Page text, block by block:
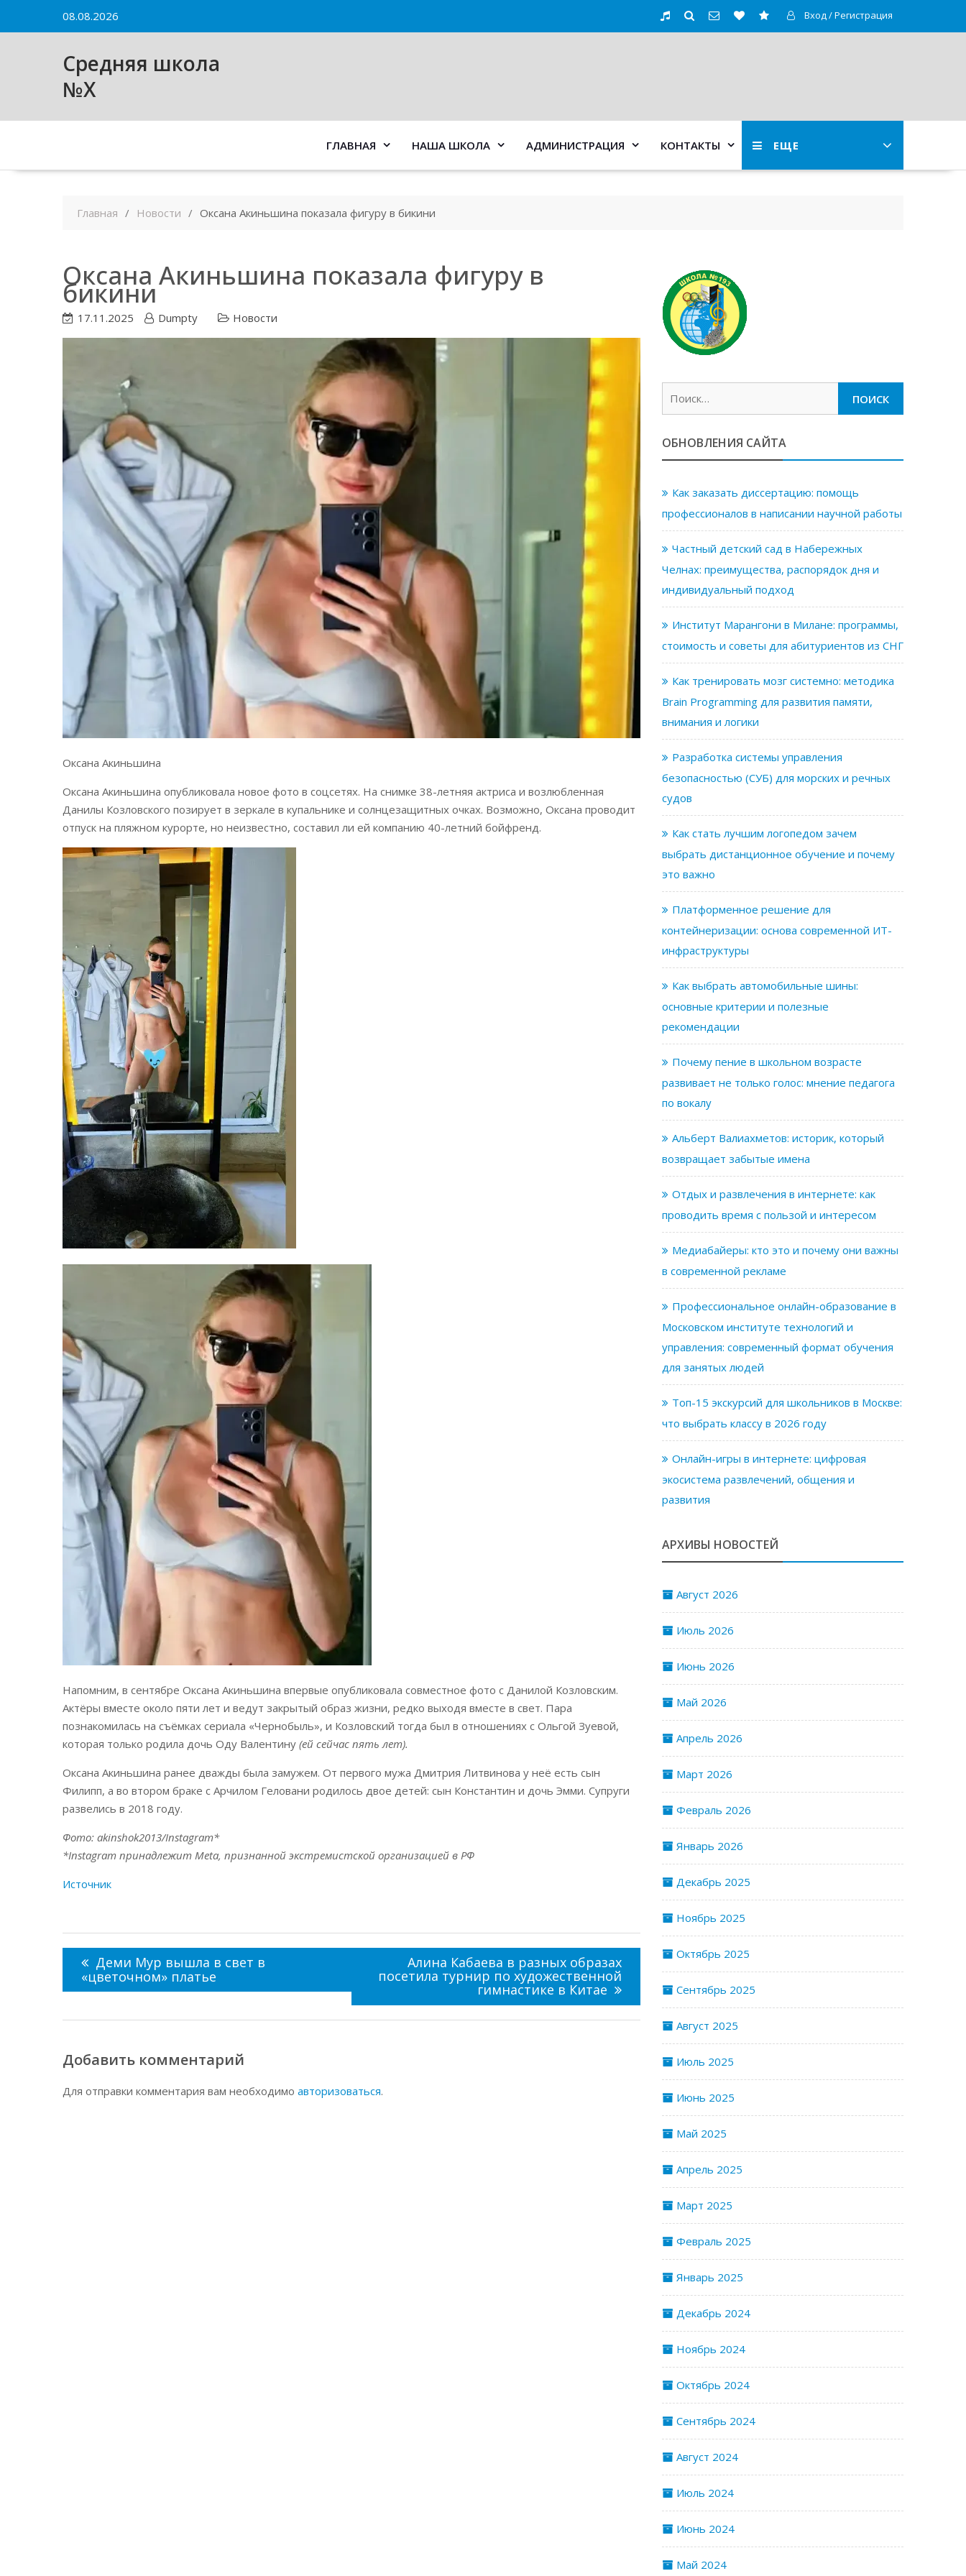
08.08.2026 Вход / Регистрация
Средняя школа
№X
ЕЩЕ
ГЛАВНАЯ НАША ШКОЛА АДМИНИСТРАЦИЯ КОНТАКТЫ
Главная Новости Оксана Акиньшина показала фигуру в бикини
Оксана Акиньшина показала фигуру в
бикини
17.11.2025 Dumpty Новости
Оксана Акиньшина
Оксана Акиньшина опубликовала новое фото в соцсетях. На снимке 38-летняя актриса и возлюбленная
Данилы Козловского позирует в зеркале в купальнике и солнцезащитных очках. Возможно, Оксана проводит
отпуск на пляжном курорте, но неизвестно, составил ли ей компанию 40-летний бойфренд.
Напомним, в сентябре Оксана Акиньшина впервые опубликовала совместное фото с Данилой Козловским.
Актёры вместе около пяти лет и ведут закрытый образ жизни, редко выходя вместе в свет. Пара
познакомилась на съёмках сериала «Чернобыль», и Козловский тогда был в отношениях с Ольгой Зуевой,
которая только родила дочь Оду Валентину (ей сейчас пять лет).
Оксана Акиньшина ранее дважды была замужем. От первого мужа Дмитрия Литвинова у неё есть сын
Филипп, а во втором браке с Арчилом Геловани родилось двое детей: сын Константин и дочь Эмми. Супруги
развелись в 2018 году.
Фото: akinshok2013/Instagram*
*Instagram принадлежит Meta, признанной экстремистской организацией в РФ
Источник
Навигация
по
записям
Деми Мур вышла в свет в
«цветочном» платье
Алина Кабаева в разных образах
посетила турнир по художественной
гимнастике в Китае
Добавить комментарий
Для отправки комментария вам необходимо авторизоваться.
ОБНОВЛЕНИЯ САЙТА
Как заказать диссертацию: помощь
профессионалов в написании научной работы
Частный детский сад в Набережных
Челнах: преимущества, распорядок дня и
индивидуальный подход
Институт Марангони в Милане: программы,
стоимость и советы для абитуриентов из СНГ
Как тренировать мозг системно: методика
Brain Programming для развития памяти,
внимания и логики
Разработка системы управления
безопасностью (СУБ) для морских и речных
судов
Как стать лучшим логопедом зачем
выбрать дистанционное обучение и почему
это важно
Платформенное решение для
контейнеризации: основа современной ИТ-
инфраструктуры
Как выбрать автомобильные шины:
основные критерии и полезные
рекомендации
Почему пение в школьном возрасте
развивает не только голос: мнение педагога
по вокалу
Альберт Валиахметов: историк, который
возвращает забытые имена
Отдых и развлечения в интернете: как
проводить время с пользой и интересом
Медиабайеры: кто это и почему они важны
в современной рекламе
Профессиональное онлайн-образование в
Московском институте технологий и
управления: современный формат обучения
для занятых людей
Топ-15 экскурсий для школьников в Москве:
что выбрать классу в 2026 году
Онлайн-игры в интернете: цифровая
экосистема развлечений, общения и
развития
АРХИВЫ НОВОСТЕЙ
Август 2026
Июль 2026
Июнь 2026
Май 2026
Апрель 2026
Март 2026
Февраль 2026
Январь 2026
Декабрь 2025
Ноябрь 2025
Октябрь 2025
Сентябрь 2025
Август 2025
Июль 2025
Июнь 2025
Май 2025
Апрель 2025
Март 2025
Февраль 2025
Январь 2025
Декабрь 2024
Ноябрь 2024
Октябрь 2024
Сентябрь 2024
Август 2024
Июль 2024
Июнь 2024
Май 2024